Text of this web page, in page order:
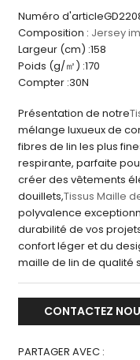
Numéro d'article
Composition : Jersey
Largeur (cm) :158
Poids (g/㎡) :170
Compter :30N
Présentation de notre
mélange luxueux de
fibres de lin les plus
respirante, parfaite
créer des vêtements
douillets,Tissus Maille
polyvalence
durabilité de vos
confort léger et du
maille de lin de qualité
CONTACTEZ
PARTAGER AVEC :